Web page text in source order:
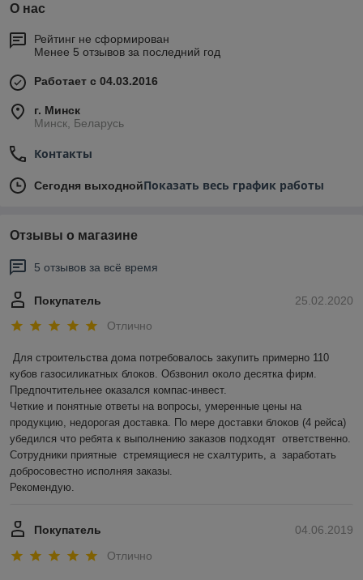
О нас
Рейтинг не сформирован
Менее 5 отзывов за последний год
Работает с 04.03.2016
г. Минск
Минск, Беларусь
Контакты
Сегодня выходнойПоказать весь график работы
Отзывы о магазине
5 отзывов за всё время
25.02.2020
Покупатель
Отлично
Для строительства дома потребовалось закупить примерно 110
кубов газосиликатных блоков. Обзвонил около десятка фирм.
Предпочтительнее оказался компас-инвест.
Четкие и понятные ответы на вопросы, умеренные цены на
продукцию, недорогая доставка. По мере доставки блоков (4 рейса)
убедился что ребята к выполнению заказов подходят  ответственно.
Сотрудники приятные  стремящиеся не схалтурить, а  заработать
добросовестно исполняя заказы.
Рекомендую.
04.06.2019
Покупатель
Отлично